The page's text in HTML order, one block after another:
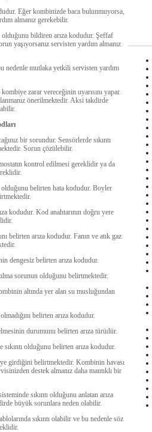
Eğer kombinizde baca bulunmuyorsa,
almanız gerekebilir.
olduğunu bildiren arıza kodudur. Şeffaf
yaşıyorsanız servisten yardım almanız
nedenle mutlaka yetkili servisten yardım
zarar vereceğinin uyarısını yapar.
önerilmektedir. Aksi takdirde
bir sorundur. Sensörlerde sıkıntı
Sorun çözülebilir.
kontrol edilmesi gereklidir ya da
belirten hata kodudur. Boyler
kodudur. Kod anahtarının doğru yere
belirten arıza kodudur. Fanın ve atık gaz
dengesiz belirten arıza kodudur.
sorunun olduğunu belirtmektedir.
altında yer alan su musluğundan
belirten arıza kodudur.
durumunu belirten arıza türüdür.
olduğunu belirten arıza kodudur.
girdiğini belirtmektedir. Kombinin havası
destek almanız daha mantıklı bir
sıkıntı olduğunu anlatan arıza
büyük sorunlara neden olabilir.
sıkıntı olabilir ve bu nedenle söz